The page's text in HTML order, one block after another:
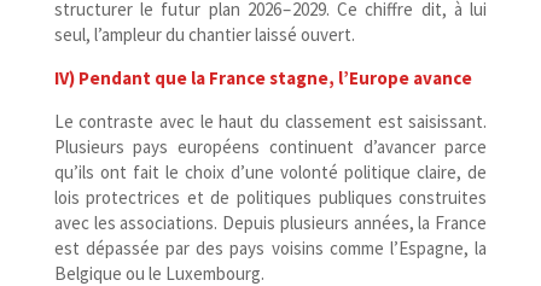
structurer le futur plan 2026 – 2029. Ce chiffre dit, à lui
seul, l’ampleur du chantier laissé ouvert.
IV) Pendant que la France stagne, l’Europe avance
Le contraste avec le haut du classement est saisissant.
Plusieurs pays européens continuent d’avancer parce
qu’ils ont fait le choix d’une volonté politique claire, de
lois protectrices et de politiques publiques construites
avec les associations. Depuis plusieurs années, la France
est dépassée par des pays voisins comme l’Espagne, la
Belgique ou le Luxembourg.